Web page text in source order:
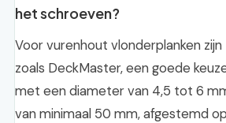
het schroeven?
Voor vurenhout vlonderplanken zijn
zoals DeckMaster, een goede
met een diameter van 4,5 tot 6
van minimaal 50 mm, afgestemd